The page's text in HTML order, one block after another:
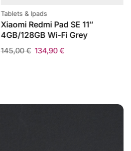
Tablets & Ipads
Xiaomi Redmi Pad SE 11″
4GB/128GB Wi-Fi Grey
145,00€ 134,90€